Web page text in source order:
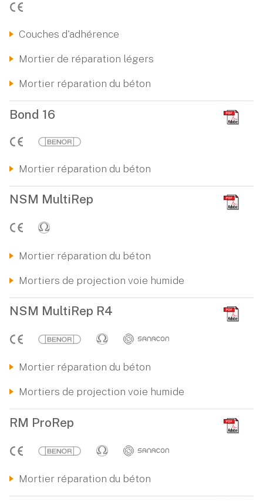
Couches d'adhérence
Mortier de réparation légers
Mortier réparation du béton
Bond 16
Mortier réparation du béton
NSM MultiRep
Mortier réparation du béton
Mortiers de projection voie humide
NSM MultiRep R4
Mortier réparation du béton
Mortiers de projection voie humide
RM ProRep
Mortier réparation du béton